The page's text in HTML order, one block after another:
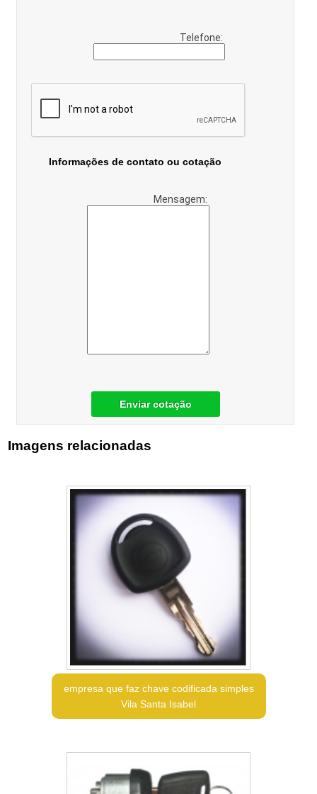
Telefone:
Informações de contato ou cotação
Mensagem:
Enviar cotação
Imagens relacionadas
empresa que faz chave codificada simples
Vila Santa Isabel